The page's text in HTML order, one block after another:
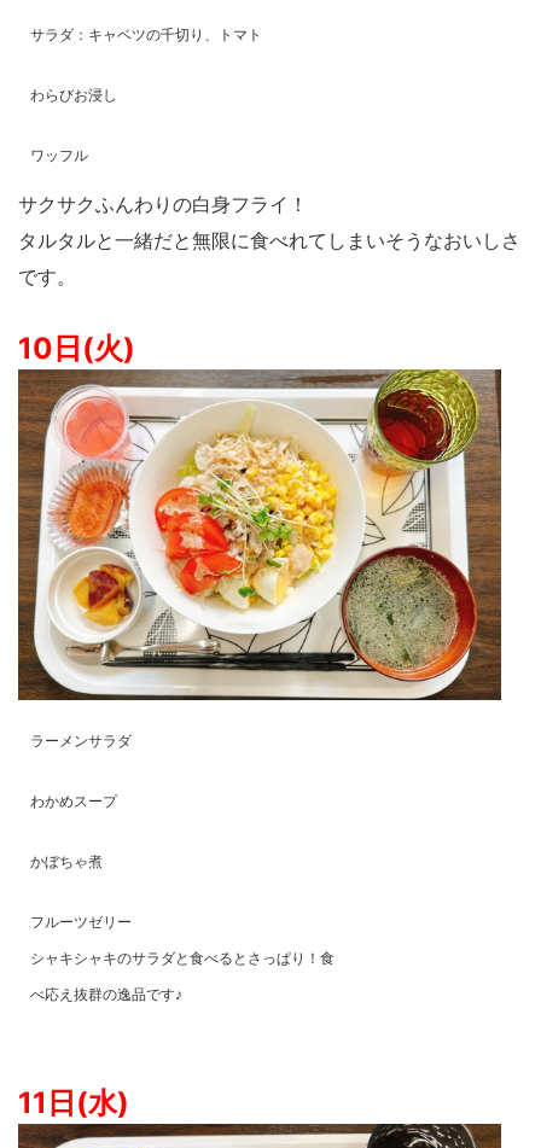
サラダ：キャベツの千切り、トマト
わらびお浸し
ワッフル
サクサクふんわりの白身フライ！
タルタルと一緒だと無限に食べれてしまいそうなおいしさ
です。
10日(火)
ラーメンサラダ
わかめスープ
かぼちゃ煮
フルーツゼリー
シャキシャキのサラダと食べるとさっぱり！食
べ応え抜群の逸品です♪
11日(水)